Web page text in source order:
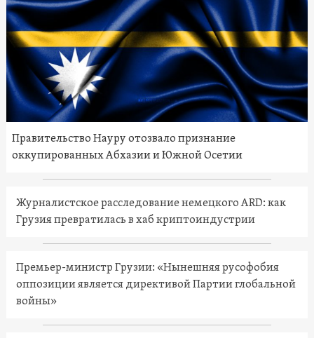
Правительство Науру отозвало признание
оккупированных Абхазии и Южной Осетии
Журналистское расследование немецкого ARD: как
Грузия превратилась в хаб криптоиндустрии
Премьер-министр Грузии: «Нынешняя русофобия
оппозиции является директивой Партии глобальной
войны»